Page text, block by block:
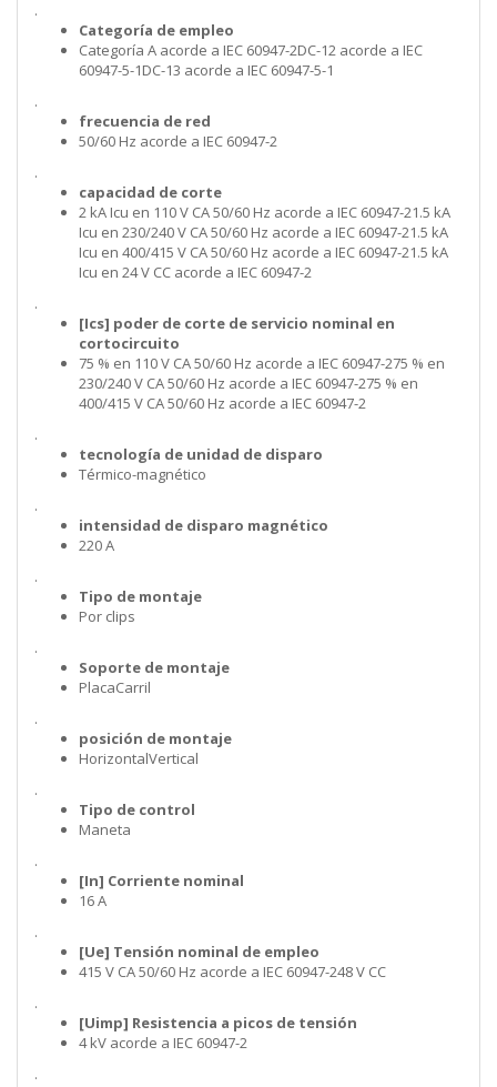
.
Categoría de empleo
Categoría A acorde a IEC 60947-2DC-12 acorde a IEC
60947-5-1DC-13 acorde a IEC 60947-5-1
.
frecuencia de red
50/60 Hz acorde a IEC 60947-2
.
capacidad de corte
2 kA Icu en 110 V CA 50/60 Hz acorde a IEC 60947-21.5 kA
Icu en 230/240 V CA 50/60 Hz acorde a IEC 60947-21.5 kA
Icu en 400/415 V CA 50/60 Hz acorde a IEC 60947-21.5 kA
Icu en 24 V CC acorde a IEC 60947-2
.
[Ics] poder de corte de servicio nominal en
cortocircuito
75 % en 110 V CA 50/60 Hz acorde a IEC 60947-275 % en
230/240 V CA 50/60 Hz acorde a IEC 60947-275 % en
400/415 V CA 50/60 Hz acorde a IEC 60947-2
.
tecnología de unidad de disparo
Térmico-magnético
.
intensidad de disparo magnético
220 A
.
Tipo de montaje
Por clips
.
Soporte de montaje
PlacaCarril
.
posición de montaje
HorizontalVertical
.
Tipo de control
Maneta
.
[In] Corriente nominal
16 A
.
[Ue] Tensión nominal de empleo
415 V CA 50/60 Hz acorde a IEC 60947-248 V CC
.
[Uimp] Resistencia a picos de tensión
4 kV acorde a IEC 60947-2
.